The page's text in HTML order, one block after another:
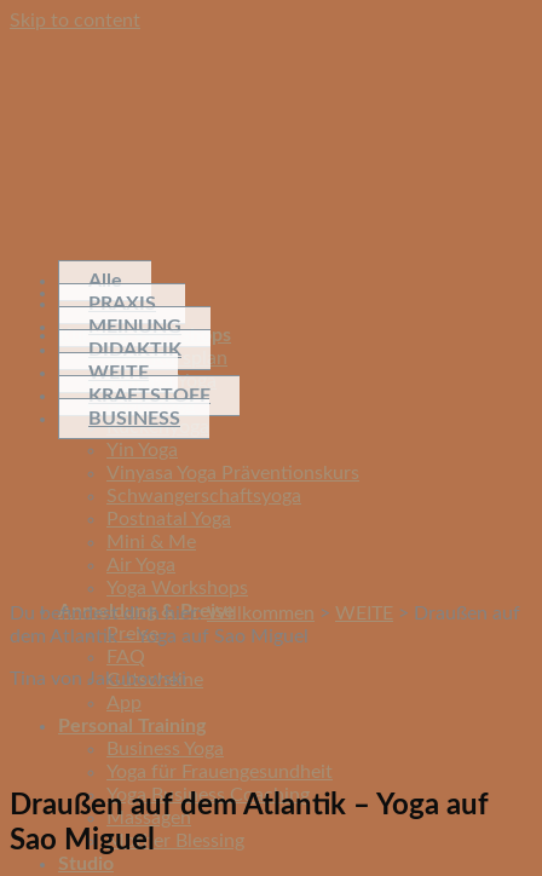
Skip to content
Kurse & Workshops
Yoga Kursplan
Vinyasa Yoga
Basic Yoga
Rückenyoga
Yin Yoga
Vinyasa Yoga Präventionskurs
Schwangerschaftsyoga
Postnatal Yoga
Mini & Me
Air Yoga
Yoga Workshops
Anmeldung & Preise
Preise
FAQ
Gutscheine
App
Personal Training
Business Yoga
Yoga für Frauengesundheit
Yoga Business Coaching
Massagen
Mother Blessing
Studio
Alle
PRAXIS
MEINUNG
DIDAKTIK
WEITE
KRAFTSTOFF
BUSINESS
Du befindest dich hier:Willkommen > WEITE > Draußen auf
dem Atlantik – Yoga auf Sao Miguel
Tina von Jakubowski
Draußen auf dem Atlantik – Yoga auf
Sao Miguel